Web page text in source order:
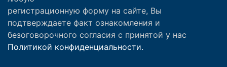
регистрационную форму на сайте, Вы
подтверждаете факт ознакомления и
безоговорочного согласия с принятой у нас
Политикой конфиденциальности.